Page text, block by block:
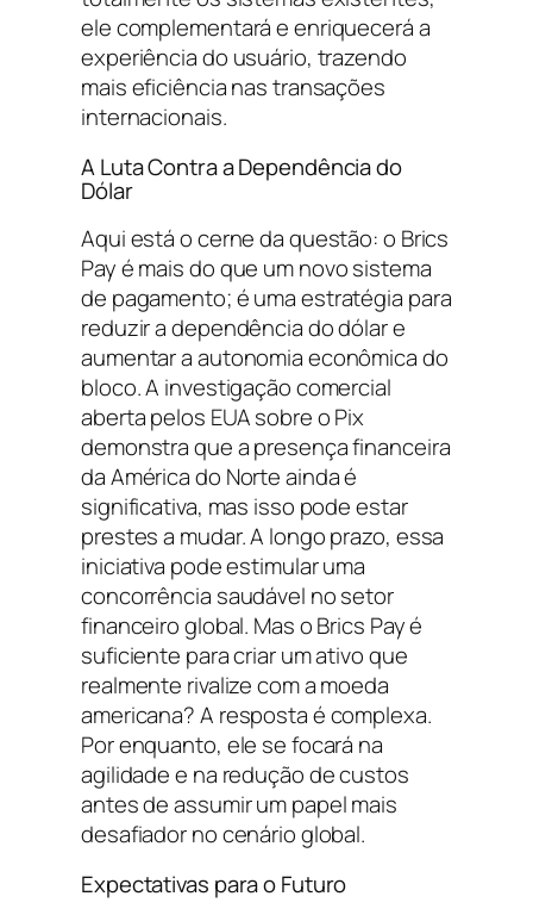
ele complementará e enriquecerá a
experiência do usuário, trazendo
mais eficiência nas transações
internacionais.
A Luta Contra a Dependência do
Dólar
Aqui está o cerne da questão: o Brics
Pay é mais do que um novo sistema
de pagamento; é uma estratégia para
reduzir a dependência do dólar e
aumentar a autonomia econômica do
bloco. A investigação comercial
aberta pelos EUA sobre o Pix
demonstra que a presença financeira
da América do Norte ainda é
significativa, mas isso pode estar
prestes a mudar. A longo prazo, essa
iniciativa pode estimular uma
concorrência saudável no setor
financeiro global. Mas o Brics Pay é
suficiente para criar um ativo que
realmente rivalize com a moeda
americana? A resposta é complexa.
Por enquanto, ele se focará na
agilidade e na redução de custos
antes de assumir um papel mais
desafiador no cenário global.
Expectativas para o Futuro